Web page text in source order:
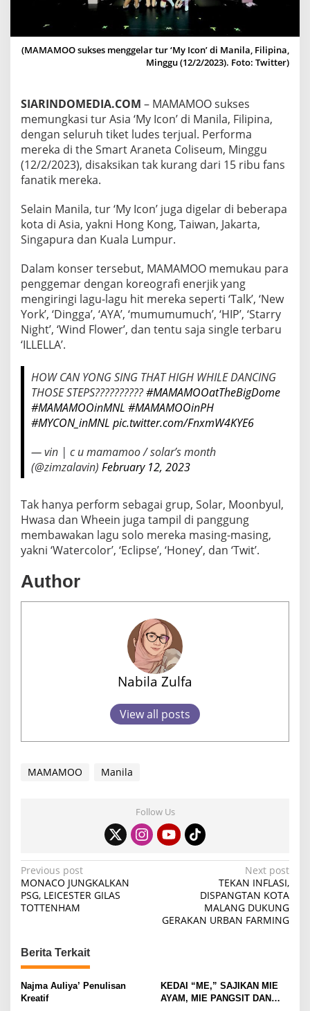
S
I
T
R
A
A
‘
M
Y
I
C
’
D
N
I
L
A
(MAMAMOO sukses menggelar tur ‘My Icon’ di Manila, Filipina,
Minggu (12/2/2023). Foto: Twitter)
SIARINDOMEDIA.COM – MAMAMOO sukses
memungkasi tur Asia ‘My Icon’ di Manila, Filipina,
dengan seluruh tiket ludes terjual. Performa
mereka di the Smart Araneta Coliseum, Minggu
(12/2/2023), disaksikan tak kurang dari 15 ribu fans
fanatik mereka.
Selain Manila, tur ‘My Icon’ juga digelar di beberapa
kota di Asia, yakni Hong Kong, Taiwan, Jakarta,
Singapura dan Kuala Lumpur.
Dalam konser tersebut, MAMAMOO memukau para
penggemar dengan koreografi enerjik yang
mengiringi lagu-lagu hit mereka seperti ‘Talk’, ‘New
York’, ‘Dingga’, ‘AYA’, ‘mumumumuch’, ‘HIP’, ‘Starry
Night’, ‘Wind Flower’, dan tentu saja single terbaru
‘ILLELLA’.
HOW CAN YONG SING THAT HIGH WHILE DANCING
THOSE STEPS??????????#MAMAMOOatTheBigDome
#MAMAMOOinMNL #MAMAMOOinPH
#MYCON_inMNL pic.twitter.com/FnxmW4KYE6
— vin | c u mamamoo / solar’s month
(@zimzalavin) February 12, 2023
Tak hanya perform sebagai grup, Solar, Moonbyul,
Hwasa dan Wheein juga tampil di panggung
membawakan lagu solo mereka masing-masing,
yakni ‘Watercolor’, ‘Eclipse’, ‘Honey’, dan ‘Twit’.
Author
Nabila Zulfa
View all posts
MAMAMOO Manila
Follow Us
P
o
s
n
a
v
Previous post
MONACO JUNGKALKAN
PSG, LEICESTER GILAS
TOTTENHAM
Next post
TEKAN INFLASI,
DISPANGTAN KOTA
MALANG DUKUNG
GERAKAN URBAN FARMING
Berita Terkait
Najma Auliya’ Penulisan
Kreatif
KEDAI “ME,” SAJIKAN MIE
AYAM, MIE PANGSIT DAN